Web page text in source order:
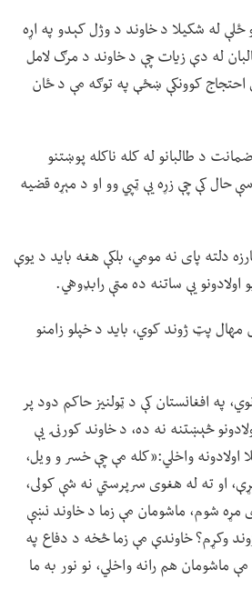
ځلې له شکیلا د خاوند د وژل کېدو په اړه
له دې زیات چې د خاوند د مرګ لامل
احتجاج کوونکې ښځې په توګه مې د ځان
د طالبانو له کله ناکله پوښتنو
حال کې چې زړه یې ټپي وو او د مېړه قضیه
دلته پای نه مومي، بلکې هغه باید د یوې
اولادونو یې ساتنه ده مټې رابډوهي.
مهال پټ ژوند کوي، باید د خپلو زامنو
په افغانستان کې د ټولنیز حاکم دود پر
څېښتنه نه ده، د خاوند کورنۍ یې
اولادونه واخلي:«کله مې چې خسر و ویل،
او ته له هغوی سرپرستي نه شې کولی،
شوم، ماشومان مې زما د خاوند نښې
وکړم؟ خاوندې مې زما څخه د دفاع په
مې ماشومان هم رانه واخلي، نو نور به ما